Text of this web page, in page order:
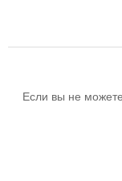
Если вы не